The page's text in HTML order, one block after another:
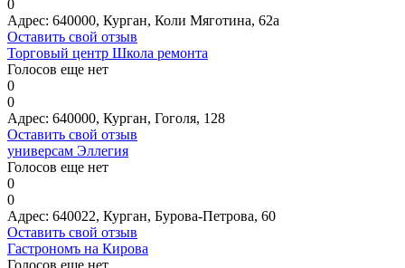
0
Адрес: 640000, Курган, Коли Мяготина, 62а
Оставить свой отзыв
Торговый центр Школа ремонта
Голосов еще нет
0
0
Адрес: 640000, Курган, Гоголя, 128
Оставить свой отзыв
универсам Эллегия
Голосов еще нет
0
0
Адрес: 640022, Курган, Бурова-Петрова, 60
Оставить свой отзыв
Гастрономъ на Кирова
Голосов еще нет